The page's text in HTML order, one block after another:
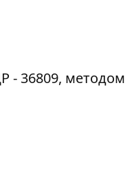
- 36809, методом